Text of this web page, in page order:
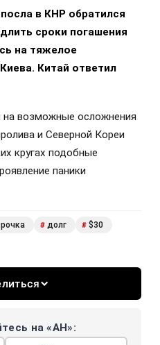
в КНР обратился
сроки погашения
на тяжелое
Китай ответил
на возможные осложнения
и Северной Кореи
кругах подобные
паники
# долг # $30
на «АН»: